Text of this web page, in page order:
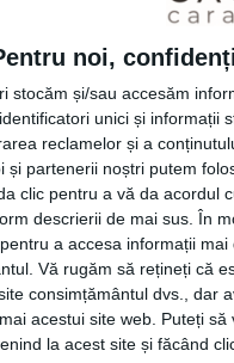
noi,
stocăm și/sau accesăm
unici și informații
reclamelor și a
și partenerii noștri putem
clic pentru a vă da acordul
descrierii de mai sus. În
a accesa informații
Vă rugăm să rețineți că
consimțământul dvs., dar
acestui site web. Puteți
la acest site și făcând
să se încheie în
iar beneficiarii pot
inactive sau
asistive și
național unic